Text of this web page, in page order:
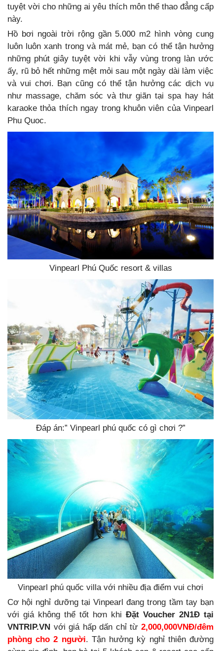
tuyệt vời cho những ai yêu thích môn thể thao đẳng cấp
này.
Hồ bơi ngoài trời rộng gần 5.000 m2 hình vòng cung
luôn luôn xanh trong và mát mẻ, bạn có thể tận hưởng
những phút giây tuyệt vời khi vẫy vùng trong làn ước
ấy, rũ bỏ hết những mệt mỏi sau một ngày dài làm việc
và vui chơi. Bạn cũng có thể tận hưởng các dịch vụ
như massage, chăm sóc và thư giãn tại spa hay hát
karaoke thỏa thích ngay trong khuôn viên của Vinpearl
Phu Quoc.
Vinpearl Phú Quốc resort & villas
Đáp án:” Vinpearl phú quốc có gì chơi ?”
Vinpearl phú quốc villa với nhiều địa điểm vui chơi
Cơ hội nghỉ dưỡng tại Vinpearl đang trong tầm tay bạn
với giá không thể tốt hơn khi Đặt Voucher 2N1Đ tại
VNTRIP.VN với giá hấp dấn chỉ từ 2,000,000VNĐ/đêm
phòng cho 2 người. Tận hưởng kỳ nghỉ thiên đường